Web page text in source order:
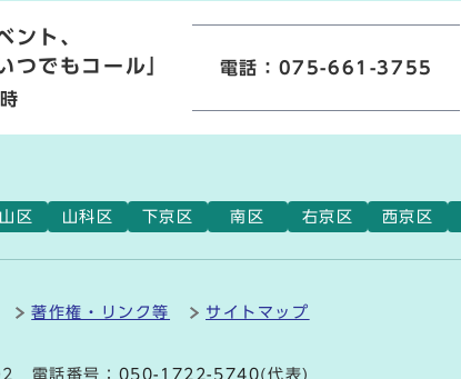
ント、
つでもコール」 電話：075-661-3755
区 山科区 下京区 南区 右京区 西京区
著作権・リンク等 サイトマップ
電話番号： 050-1722-5740(代表)